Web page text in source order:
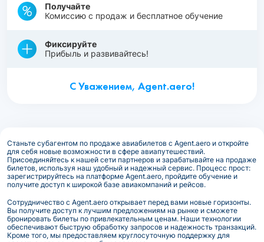
Получайте
Комиссию с продаж и бесплатное обучение
Фиксируйте
Прибыль и развивайтесь!
С Уважением, Agent.aero!
Станьте субагентом по продаже авиабилетов с Agent.aero и откройте
для себя новые возможности в сфере авиапутешествий.
Присоединяйтесь к нашей сети партнеров и зарабатывайте на продаже
билетов, используя наш удобный и надежный сервис. Процесс прост:
зарегистрируйтесь на платформе Agent.aero, пройдите обучение и
получите доступ к широкой базе авиакомпаний и рейсов.
Сотрудничество с Agent.aero открывает перед вами новые горизонты.
Вы получите доступ к лучшим предложениям на рынке и сможете
бронировать билеты по привлекательным ценам. Наши технологии
обеспечивают быструю обработку запросов и надежность транзакций.
Кроме того, мы предоставляем круглосуточную поддержку для